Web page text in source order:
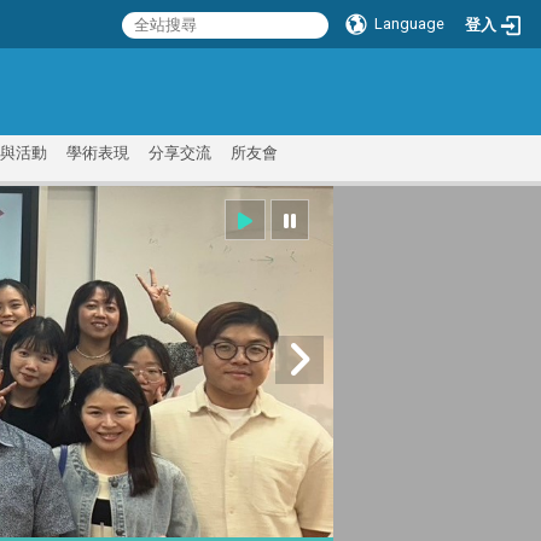
Language 登入
活動 學術表現 分享交流 所友會